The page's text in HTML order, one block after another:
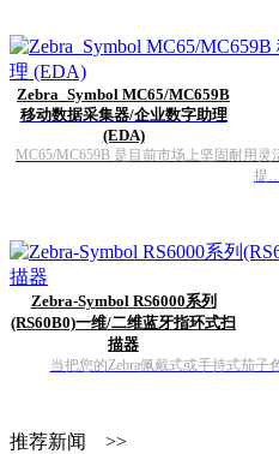
Zebra_Symbol MC65/MC659B
移动数据采集器/企业数字助理
(EDA)
MC65/MC659B 是目前市场上坚固耐
提
Zebra-Symbol RS6000系列
(RS60B0)一维/二维蓝牙指环式扫
描器
当把您的Zebra佩戴式或手持式茄子
推荐新闻 >>